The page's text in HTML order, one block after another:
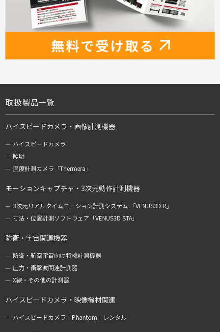
取扱製品一覧
ハイスピードカメラ・画像計測機器
ハイスピードカメラ
照明
温度計測カメラ「Thermera」
モーションキャプチャ・3次元動作計測機器
3次元リアルタイムモーション計測システム 「VENUS3D R」
寸法・位置計測ソフトウェア「VENUS3D STA」
防衛・宇宙関連機器
防衛・航空宇宙向け特機計測機器
圧力・衝撃波関連計測器
X線・その他の計測器
ハイスピードカメラ・映像機材関連
ハイスピードカメラ「Phantom」レンタル